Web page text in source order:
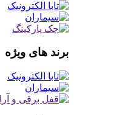
برند های ویژه